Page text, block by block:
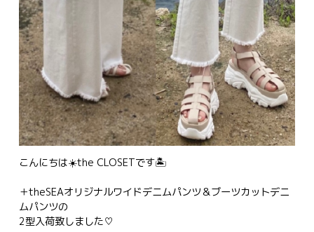
こんにちは☀️the CLOSETです🏝
＋theSEAオリジナルワイドデニムパンツ＆ブーツカットデニ
ムパンツの
2型入荷致しました♡